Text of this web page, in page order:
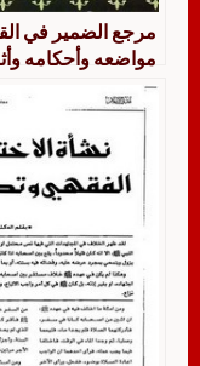
مرجع الضمير في
مواضعه وأحكامه
المعنى والأسلوب